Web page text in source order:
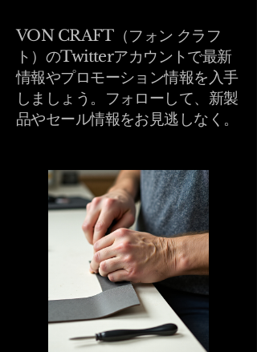
VON CRAFT（フォン クラフ
ト）のTwitterアカウントで最新
情報やプロモーション情報を入手
しましょう。フォローして、新製
品やセール情報をお見逃しなく。